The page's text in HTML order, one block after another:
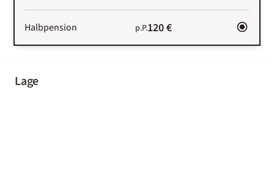
Halbpension p.P.120 €
Lage